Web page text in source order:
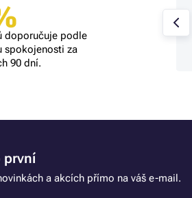
doporučuje podle
spokojenosti za
90 dní.
první
a akcích přímo na váš e-mail.